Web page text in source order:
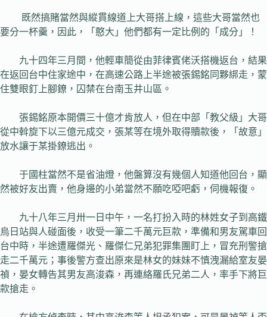
既然搞賭當然與縱貫線道上大哥搭上線，這些大哥當然也
要分一杯羹，因此，「憨大」他們都有一定比例的「成分」！
九十四年三月間，他輕車簡從由菲律賓佬沃搭機返台，結果
在返回台中住家途中，在高速公路上半途被張錫銘同夥綁走，蒙
住雙眼釘上腳鐐，囚禁在台南玉井山區。
張錫銘原本開價三十億才肯放人，但在中部「教父級」大哥
從中斡旋下以三億元成交，張某等在境外取得贖款後，「故意」
放水讓于某掛鐐逃出。
于國柱當然不是省油燈，他盤算沒有幾個人知道他回台，顯
然被好友出賣，他身邊的小弟當然不願吃啞吧虧，伺機報復。
九十八年三月卅一日中午，一名打扮入時的林姓女子到高鐵
烏日站與人碰面後，收受一筆二千萬元巨款，準備和男友駕車回
台中時，半途遭羅傑光、羅傑仁兄弟犯罪集團盯上，冒充刑警搶
走二千萬元；事後警方查出原來是林女的妹妹不慎洩漏給室友晏
禎，晏女轉告其男友高浚森，再連絡羅氏兄弟二人，率手下將巨
款搶走。